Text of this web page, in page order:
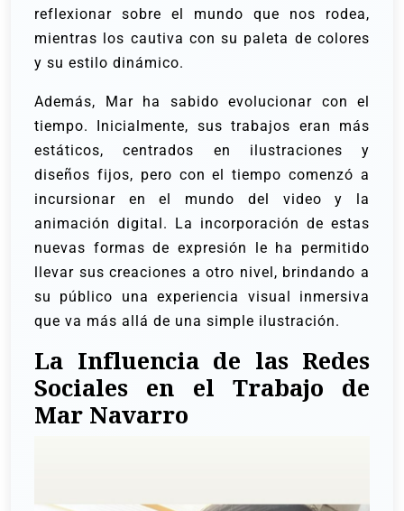
reflexionar sobre el mundo que nos rodea,
mientras los cautiva con su paleta de colores
y su estilo dinámico.
Además, Mar ha sabido evolucionar con el
tiempo. Inicialmente, sus trabajos eran más
estáticos, centrados en ilustraciones y
diseños fijos, pero con el tiempo comenzó a
incursionar en el mundo del video y la
animación digital. La incorporación de estas
nuevas formas de expresión le ha permitido
llevar sus creaciones a otro nivel, brindando a
su público una experiencia visual inmersiva
que va más allá de una simple ilustración.
La Influencia de las Redes
Sociales en el Trabajo de
Mar Navarro